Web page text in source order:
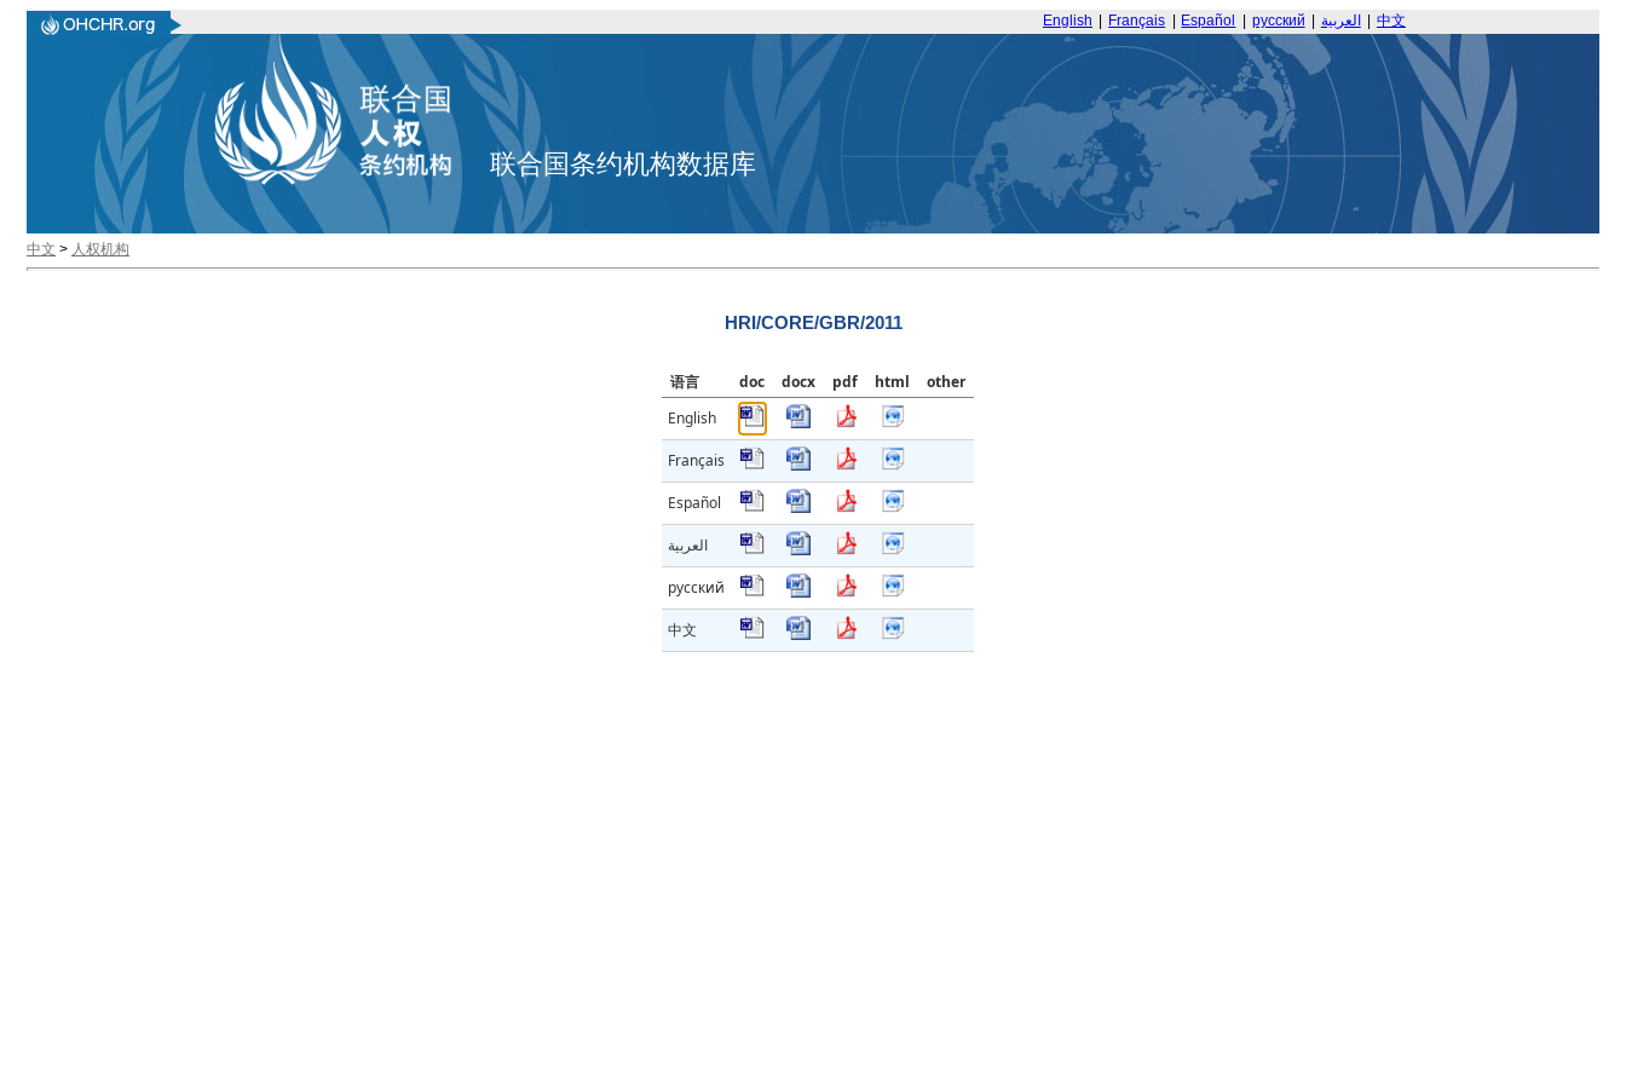
English Français Español русский العربية 中文
联合国条约机构数据库
中文 > 人权机构
HRI/CORE/GBR/2011
语言 doc docx pdf html
other
English
Français
Español
العربية
русский
中文